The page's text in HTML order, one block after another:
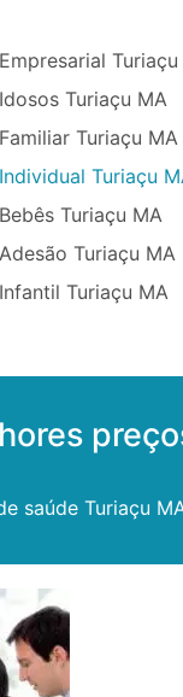
Turiaçu MA
Turiaçu MA
Turiaçu
Turiaçu MA
Turiaçu MA
Turiaçu MA
saúde Turiaçu